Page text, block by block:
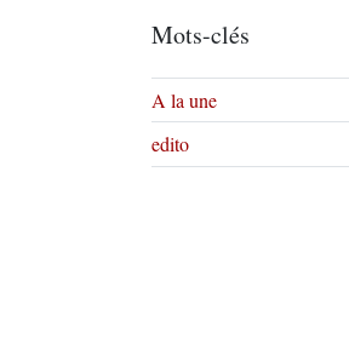
Mots-clés
A la une
edito